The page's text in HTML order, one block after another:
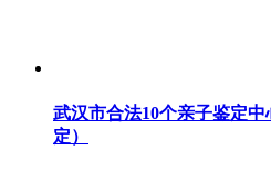
武汉市合法10个亲子鉴定
定）